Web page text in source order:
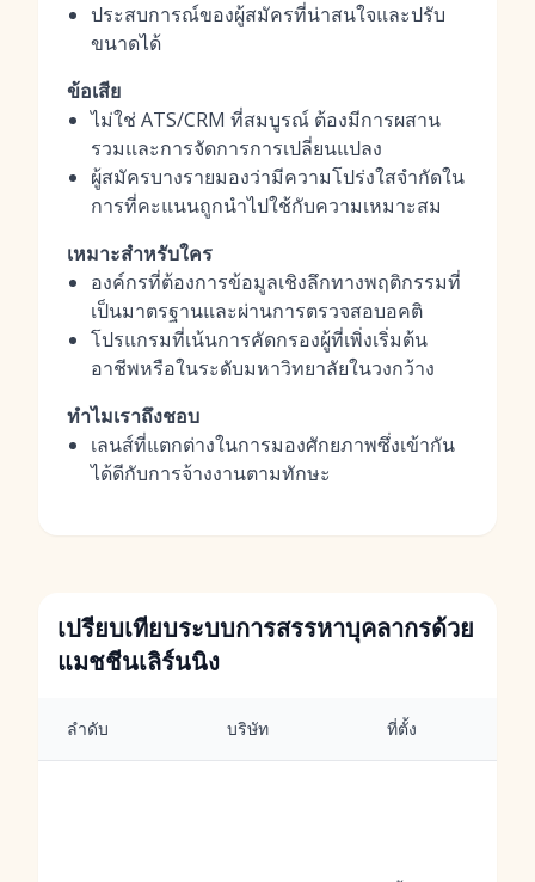
ประสบการณ์ของผู้สมัครที่น่าสนใจและปรับ
ขนาดได้
ข้อเสีย
ไม่ใช่ ATS/CRM ที่สมบูรณ์ ต้องมีการผสาน
รวมและการจัดการการเปลี่ยนแปลง
ผู้สมัครบางรายมองว่ามีความโปร่งใสจำกัดใน
การที่คะแนนถูกนำไปใช้กับความเหมาะสม
เหมาะสำหรับใคร
องค์กรที่ต้องการข้อมูลเชิงลึกทางพฤติกรรมที่
เป็นมาตรฐานและผ่านการตรวจสอบอคติ
โปรแกรมที่เน้นการคัดกรองผู้ที่เพิ่งเริ่มต้น
อาชีพหรือในระดับมหาวิทยาลัยในวงกว้าง
ทำไมเราถึงชอบ
เลนส์ที่แตกต่างในการมองศักยภาพซึ่งเข้ากัน
ได้ดีกับการจ้างงานตามทักษะ
เปรียบเทียบระบบการสรรหาบุคลากรด้วย
แมชชีนเลิร์นนิง
ลำดับ บริษัท ที่ตั้ง